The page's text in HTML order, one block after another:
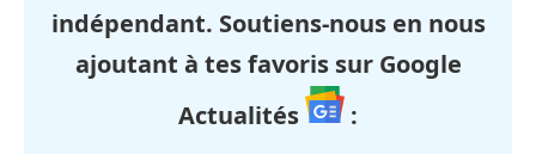
indépendant. Soutiens-nous en nous
ajoutant à tes favoris sur Google
Actualités
: